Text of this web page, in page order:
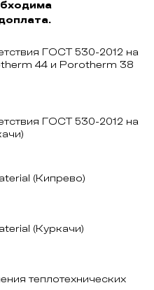
ГОСТ 530-2012 на
44 и Porotherm 38
ГОСТ 530-2012 на
(Кипрево)
(Куркачи)
теплотехнических